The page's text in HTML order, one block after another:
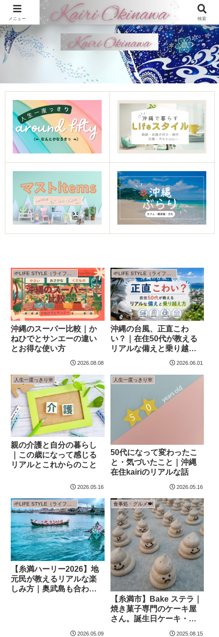
沖縄のスーパー比較｜か
ねひでとサンエーの違い
とお得な使い方
2026.08.08
沖縄の台風、正直こわ
い？｜在住50代が教える
リアルな備えと乗り越え
2026.06.01
人生一度っきり🌸
親の介護と自分の暮らし
｜この歳になって感じる
リアルとこれからのこと
2026.05.16
人生一度っきり🌸
50代になって変わったこ
と・気づいたこと｜沖縄
在住kairiのリアルな話
2026.05.16
【糸満ハーリー2026】地
元民が教えるリアルな楽
しみ方｜奥武島も合わせ
2026.05.09
食事処・グルメ🍽️
【糸満市】Bake ステラ｜
焼き菓子専門のケーキ屋
さん。誕生日ケーキ・ギ
2025.08.15
メニュー 検索